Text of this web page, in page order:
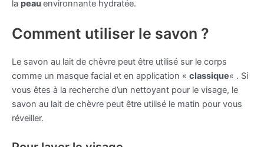
la peauenvironnante hydratée.
Comment utiliser le savon ?
Le savon au lait de chèvre peut être utilisé sur le corps
comme un masque facial et en application « classique« . Si
vous êtes à la recherche d’un nettoyant pour le visage, le
savon au lait de chèvre peut être utilisé le matin pour vous
réveiller.